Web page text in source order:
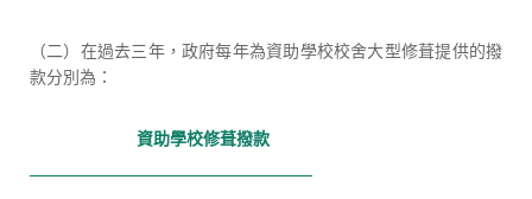
（二）在過去三年，政府每年為資助學校校舍大型修葺提供的撥
款分別為：
資助學校修葺撥款